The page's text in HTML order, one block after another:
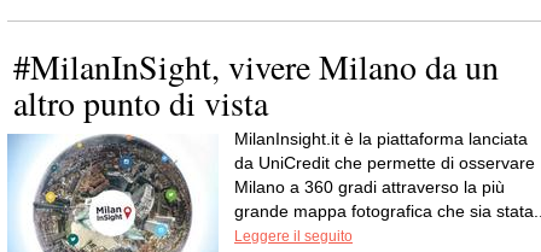
#MilanInSight, vivere Milano da un
altro punto di vista
MilanInsight.it è la piattaforma lanciata
da UniCredit che permette di osservare
Milano a 360 gradi attraverso la più
grande mappa fotografica che sia
Leggere il seguito